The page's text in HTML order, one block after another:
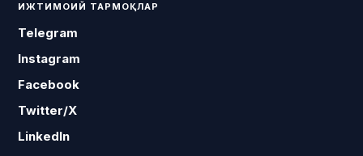
ИЖТИМОИЙ ТАРМОҚЛАР
Telegram
Instagram
Facebook
Twitter/X
LinkedIn